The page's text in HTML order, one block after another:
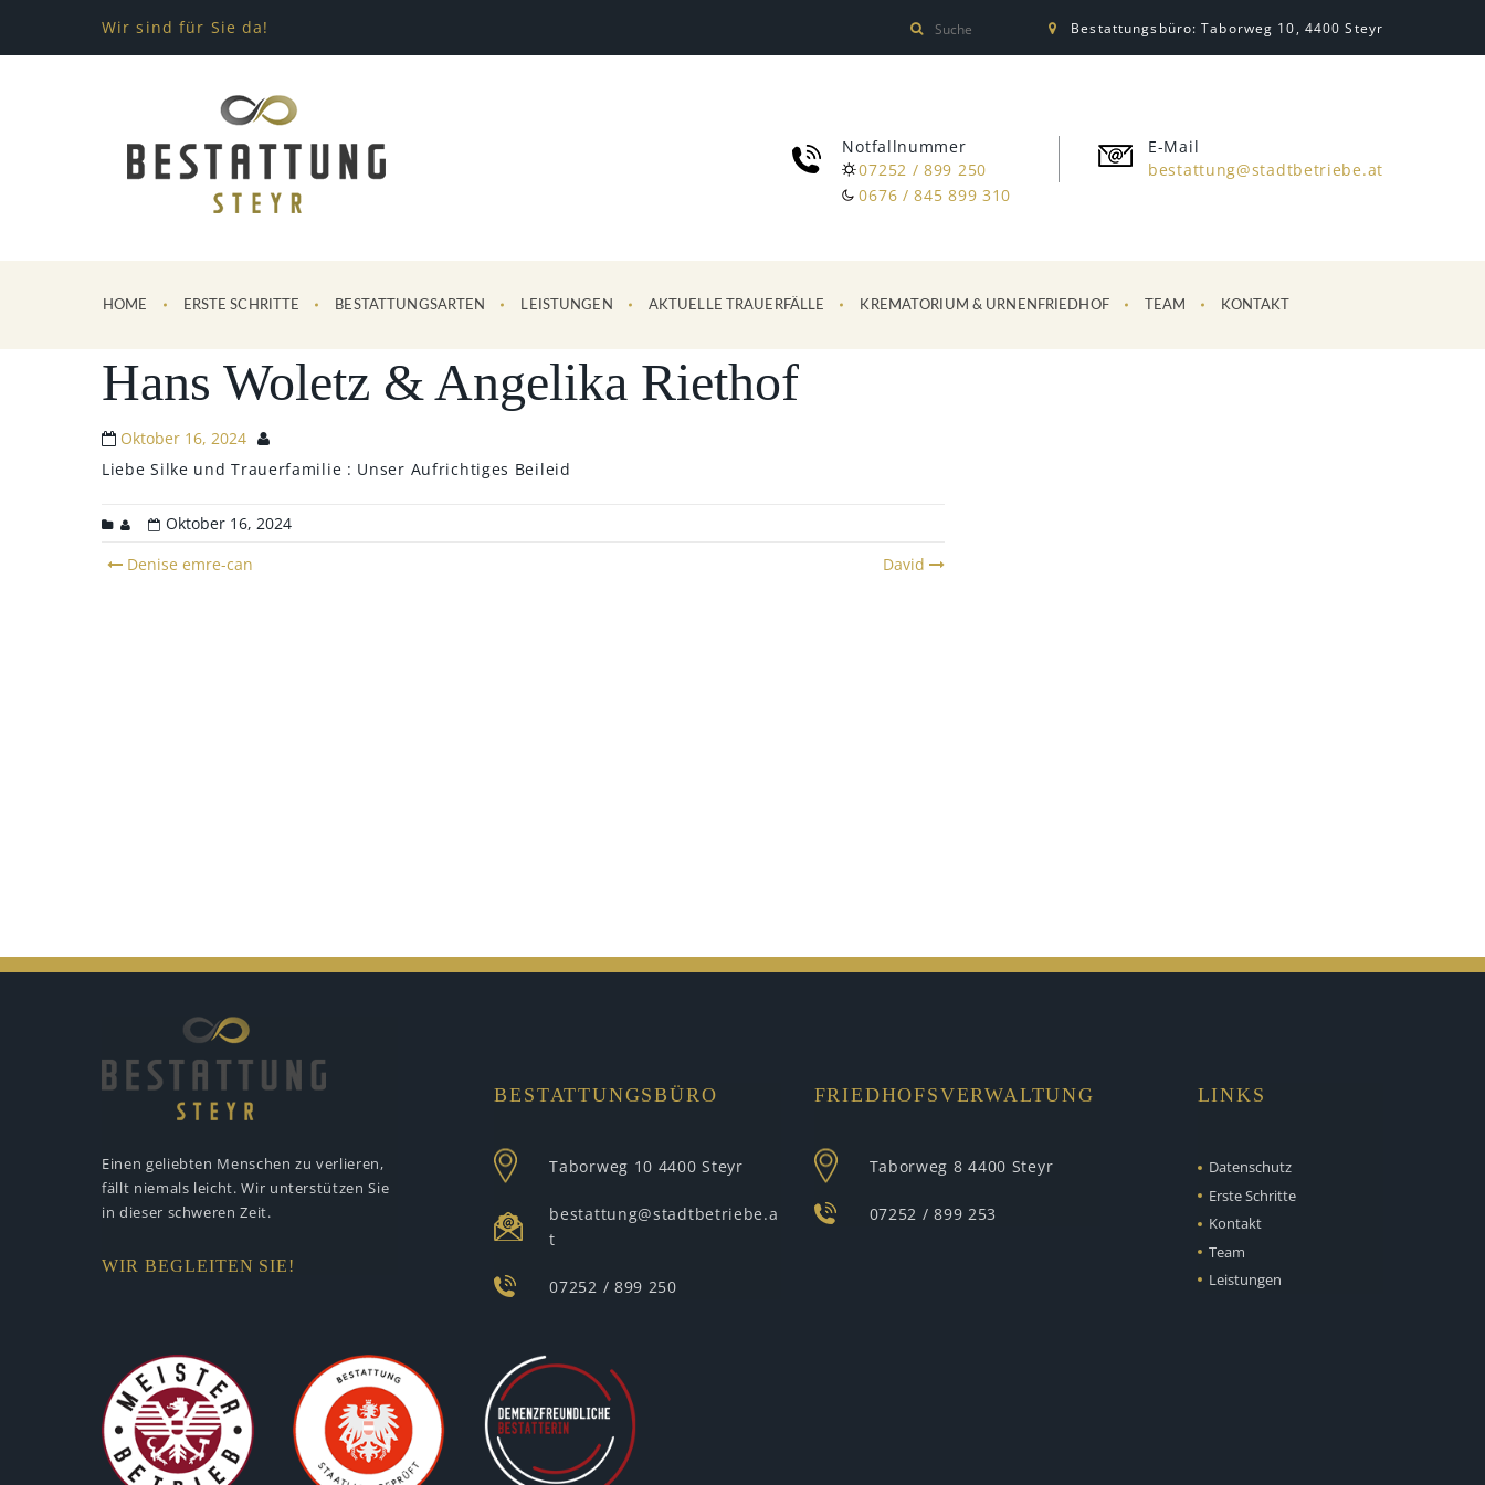
Wir sind für Sie da! Bestattungsbüro: Taborweg 10, 4400 Steyr
Notfallnummer
07252 / 899 250
0676 / 845 899 310
E-Mail
bestattung@stadtbetriebe.at
HOME ERSTE SCHRITTE BESTATTUNGSARTEN LEISTUNGEN AKTUELLE TRAUERFÄLLE KREMATORIUM & URNENFRIEDHOF TEAM KONTAKT
Hans Woletz & Angelika Riethof
Oktober 16, 2024
Liebe Silke und Trauerfamilie : Unser Aufrichtiges Beileid
Oktober 16, 2024
Post
Denise emre-can David
Einen geliebten Menschen zu verlieren,
fällt niemals leicht. Wir unterstützen Sie
in dieser schweren Zeit.
WIR BEGLEITEN SIE!
BESTATTUNGSBÜRO
Taborweg 10 4400 Steyr
bestattung@stadtbetriebe.a
t
07252 / 899 250
FRIEDHOFSVERWALTUNG
Taborweg 8 4400 Steyr
07252 / 899 253
LINKS
Datenschutz
Erste Schritte
Kontakt
Team
Leistungen